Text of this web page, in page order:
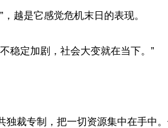
越是它感觉危机末日的表现。
稳定加剧，社会大变就在当下。”
裁专制，把一切资源集中在手中